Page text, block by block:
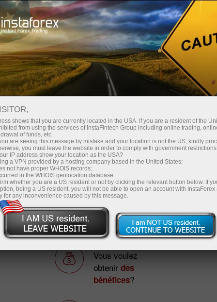
Nous voudrions porter à votre attention less cinq meilleurs
comptes qui copient des transactions sur le système
ForexCopy ou qui effectuent des investissements à travers
le système PAMM.
Vous faites
premiers pas
sur le Forex?
Vous voulez
obtenir des
bénéfices?
shows that you are currently located in the USA. If you are a resident of the
from using the services of InstaFintech Group including online trading,
of funds, etc.
are seeing this message by mistake and your location is not the US, kindly
you must leave the website in order to comply with government
IP address show your location as the USA?
a VPN provided by a hosting company based in the United States;
not have proper WHOIS records;
in the WHOIS geolocation database.
whether you are a US resident or not by clicking the relevant button below. If
being a US resident, you will not be able to open an account with InstaForex
for any inconvenience caused by this message.